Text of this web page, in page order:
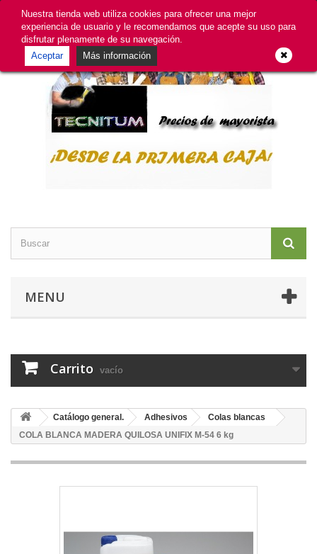
Nuestra tienda web utiliza cookies para ofrecer una mejor
experiencia de usuario y le recomendamos que acepte su uso para
disfrutar plenamente de su navegación.
Aceptar
Más información
Contacte con nosotros
Iniciar sesión
GDPR
MENU
Carrito vacío
Catálogo general. Adhesivos
Colas blancas
COLA BLANCA MADERA QUILOSA UNIFIX M-54 6 kg